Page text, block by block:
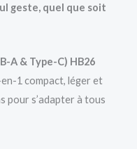
geste, quel que soit
A & Type-C) HB26
1 compact, léger et
pour s’adapter à tous